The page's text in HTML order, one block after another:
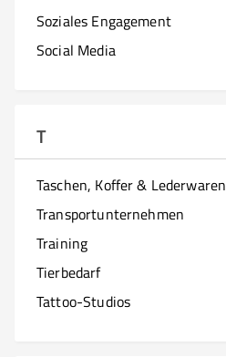
Soziales Engagement
Social Media
T
Taschen, Koffer & Lederwaren
Transportunternehmen
Training
Tierbedarf
Tattoo-Studios